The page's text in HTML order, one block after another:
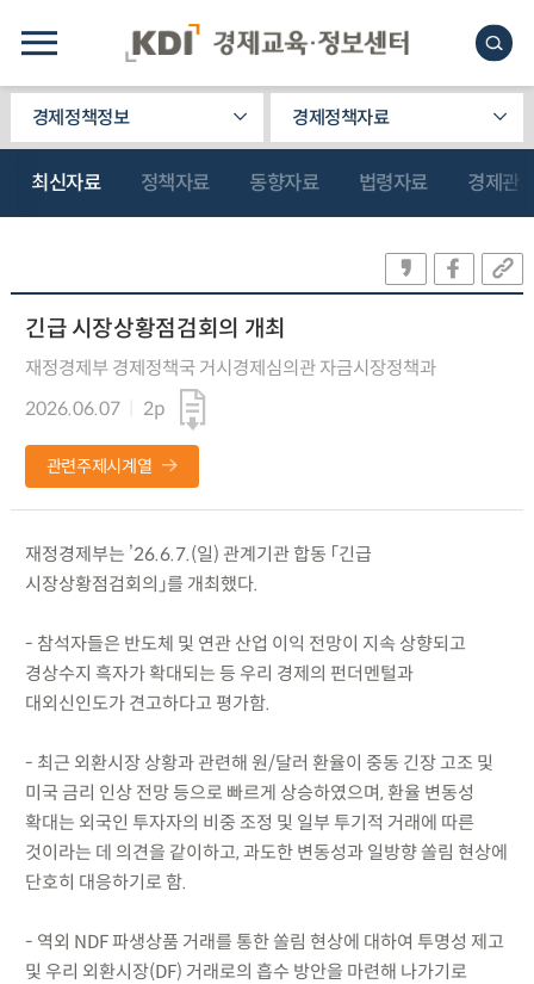
경제정책정보 경제정책자료
최신자료 정책자료 동향자료 법령자료 경제관
긴급 시장상황점검회의 개최
재정경제부 경제정책국 거시경제심의관 자금시장정책과
2026.06.07
2p
관련주제시계열
재정경제부는 ’26.6.7.(일) 관계기관 합동 「긴급
시장상황점검회의」를 개최했다.
- 참석자들은 반도체 및 연관 산업 이익 전망이 지속 상향되고
경상수지 흑자가 확대되는 등 우리 경제의 펀더멘털과
대외신인도가 견고하다고 평가함.
- 최근 외환시장 상황과 관련해 원/달러 환율이 중동 긴장 고조 및
미국 금리 인상 전망 등으로 빠르게 상승하였으며, 환율 변동성
확대는 외국인 투자자의 비중 조정 및 일부 투기적 거래에 따른
것이라는 데 의견을 같이하고, 과도한 변동성과 일방향 쏠림 현상에
단호히 대응하기로 함.
- 역외 NDF 파생상품 거래를 통한 쏠림 현상에 대하여 투명성 제고
및 우리 외환시장(DF) 거래로의 흡수 방안을 마련해 나가기로